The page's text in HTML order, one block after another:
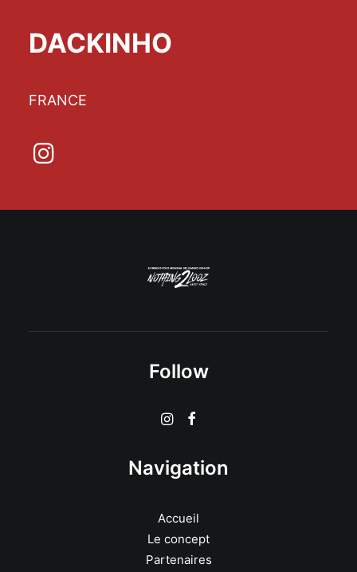
DACKINHO
FRANCE
Follow
Navigation
Accueil
Le concept
Partenaires